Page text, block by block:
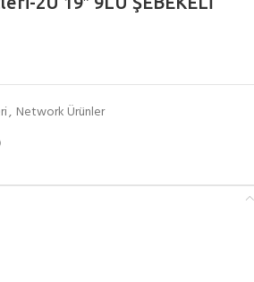
, Network Ürünler